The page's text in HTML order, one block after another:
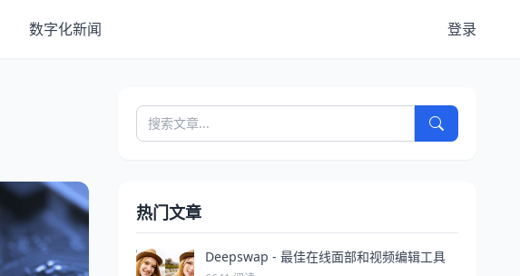
数字化新闻 登录
热门文章
Deepswap - 最佳在线面部和视频编辑工具